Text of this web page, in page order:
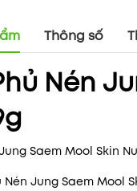
Thông số
Nén
Saem Mool Skin
Nén Jung Saem